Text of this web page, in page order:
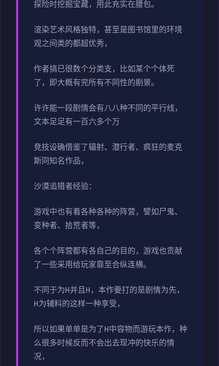
探险时挖掘宝藏，用此充实在腰包。
渲染艺术风格独特，甚至是图书馆里的环境
观之间类的都超优秀，
作者搞已很数个分类支，比如某个个体死
了，即大概有完所有不同性的剧景。
许许能一段剧情会有八八种不同的平行线，
文本足足有一百六多个万
竞技设确借鉴了辐射、潜行者、疯狂的麦克
斯同知名作品，
沙漠追猎者经验：
游戏中也有着各种各种的阵营，譬如尸鬼、
变种者、拾荒者等，
各个个阵营都有各自己的目的，游戏也贡献
了一些采用给玩家靠至合纵连横。
不同于为H并且H，本作要打的是剧情为先，
H为辅料的这样一种享受，
所以如果单单是为了H中容物而游玩本作，种
么很多时候反而不会出去现冲的快乐的情
况，